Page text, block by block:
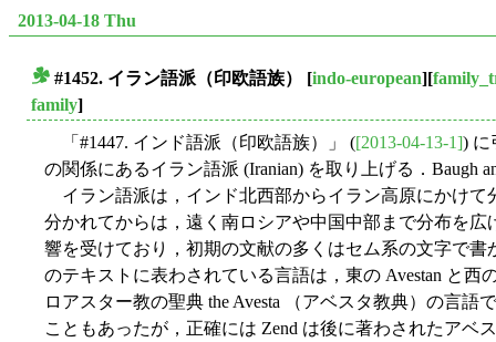
2013-04-18 Thu
#1452. イラン語派（印欧語族） [indo-european][
family]
「#1447. インド語派（印欧語族）」 ([2013-04-13-1]) に
の関係にあるイラン語派 (Iranian) を取り上げる．Baugh
イラン語派は，インド北西部からイラン高原にかけて
分かれてからは，遠く南ロシアや中国中部まで分布を
響を受けており，初期の文献の多くはセム系の文字で
のテキストに表わされている言語は，東の Avestan と西
ロアスター教の聖典 the Avesta （アベスタ教典）の言語
こともあったが，正確には Zend は後に著わされたアベ